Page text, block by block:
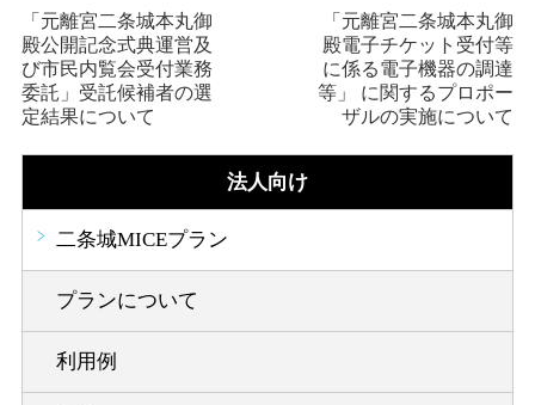
「元離宮二条城本丸御
殿公開記念式典運営及
び市民内覧会受付業務
委託」受託候補者の選
定結果について
「元離宮二条城本丸御
殿電子チケット受付等
に係る電子機器の調達
等」 に関するプロポー
ザルの実施について
法人向け
二条城MICEプラン
プランについて
利用例